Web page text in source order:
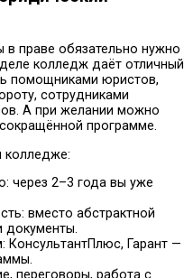
праве обязательно нужно
колледж даёт отличный
помощниками юристов,
сотрудниками
А при желании можно
программе.
колледже:
через 2–3 года вы уже
вместо абстрактной
документы.
КонсультантПлюс, Гарант —
переговоры, работа с